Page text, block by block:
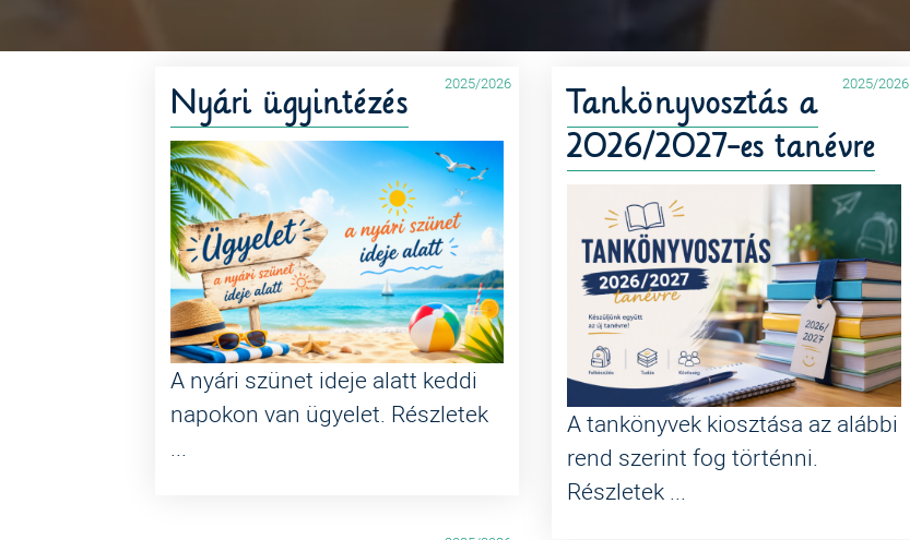
2025/2026
Nyári ügyintézés
A nyári szünet ideje alatt keddi
napokon van ügyelet. Részletek
...
2025/2026
Tankönyvosztás a
2026/2027-es tanévre
A tankönyvek kiosztása az alábbi
rend szerint fog történni.
Részletek ...